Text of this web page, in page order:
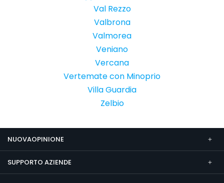
Val Rezzo
Valbrona
Valmorea
Veniano
Vercana
Vertemate con Minoprio
Villa Guardia
Zelbio
NUOVAOPINIONE
SUPPORTO AZIENDE